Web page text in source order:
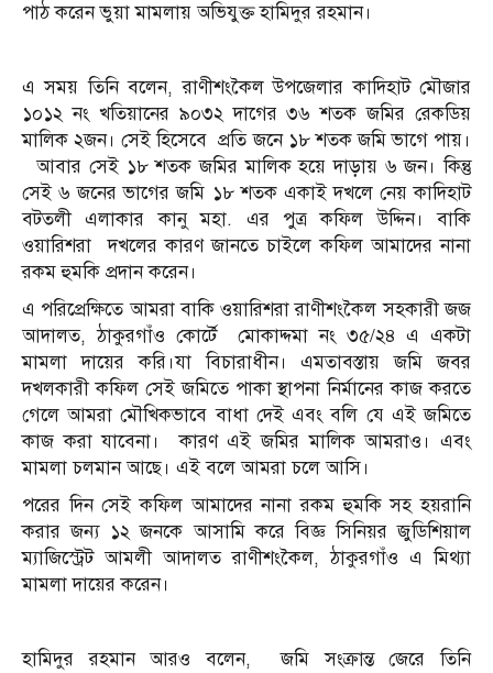
পাঠ করেন ভুয়া মামলায় অভিযুক্ত হামিদুর রহমান।
এ সময় তিনি বলেন, রাণীশংকৈল উপজেলার কাদিহাট মৌজার
১০১২ নং খতিয়ানের ৯০৩২ দাগের ৩৬ শতক জমির রেকডিয়
মালিক ২জন। সেই হিসেবে প্রতি জনে ১৮ শতক জমি ভাগে পায়।
আবার সেই ১৮ শতক জমির মালিক হয়ে দাড়ায় ৬ জন। কিন্তু
সেই ৬ জনের ভাগের জমি ১৮ শতক একাই দখলে নেয় কাদিহাট
বটতলী এলাকার কানু মহা. এর পুত্র কফিল উদ্দিন। বাকি
ওয়ারিশরা দখলের কারণ জানতে চাইলে কফিল আমাদের নানা
রকম হুমকি প্রদান করেন।
এ পরিপ্রেক্ষিতে আমরা বাকি ওয়ারিশরা রাণীশংকৈল সহকারী জজ
আদালত, ঠাকুরগাঁও কোর্টে মোকাদ্দমা নং ৩৫/২৪ এ একটা
মামলা দায়ের করি।যা বিচারাধীন। এমতাবস্তায় জমি জবর
দখলকারী কফিল সেই জমিতে পাকা স্থাপনা নির্মানের কাজ করতে
গেলে আমরা মৌখিকভাবে বাধা দেই এবং বলি যে এই জমিতে
কাজ করা যাবেনা। কারণ এই জমির মালিক আমরাও। এবং
মামলা চলমান আছে। এই বলে আমরা চলে আসি।
পরের দিন সেই কফিল আমাদের নানা রকম হুমকি সহ হয়রানি
করার জন্য ১২ জনকে আসামি করে বিজ্ঞ সিনিয়র জুডিশিয়াল
ম্যাজিস্ট্রেট আমলী আদালত রাণীশংকৈল, ঠাকুরগাঁও এ মিথ্যা
মামলা দায়ের করেন।
হামিদুর রহমান আরও বলেন, জমি সংক্রান্ত জেরে তিনি